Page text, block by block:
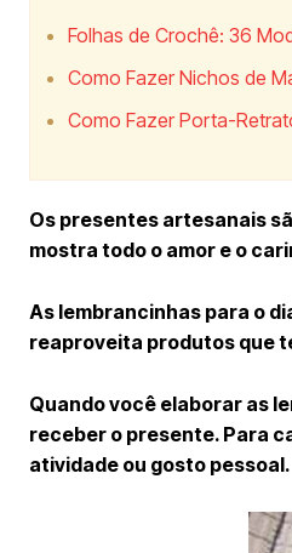
Folhas de Crochê: 36
Como Fazer Nichos de
Como Fazer Porta-
Os presentes artesanais
mostra todo o amor e o
As lembrancinhas para o
reaproveita produtos que
Quando você elaborar as
receber o presente. Para
atividade ou gosto pessoal.